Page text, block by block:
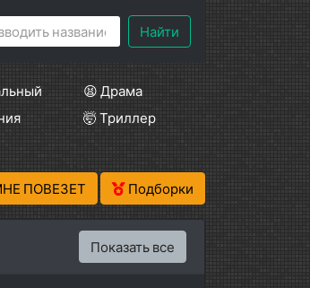
Найти
😫 Драма
🤯 Триллер
ПОВЕЗЕТ Подборки
Показать все